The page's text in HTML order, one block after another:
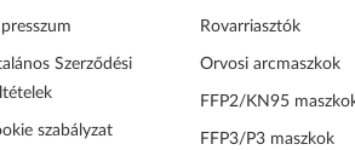
Szerződési
szabályzat
Rovarriasztók
Orvosi arcmaszkok
FFP2/KN95
FFP3/P3 maszkok